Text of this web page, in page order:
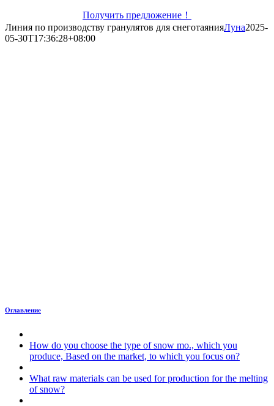
Получить предложение！
Линия по производству гранулятов для снеготаянияЛуна2025-
05-30T17:36:28+08:00
Оглавление
How do you choose the type of snow mo., which you
produce, Based on the market, to which you focus on?
What raw materials can be used for production for the melting
of snow?